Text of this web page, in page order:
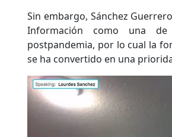
Sin embargo, Sánchez
Información como una
postpandemia, por lo cual la
se ha convertido en una